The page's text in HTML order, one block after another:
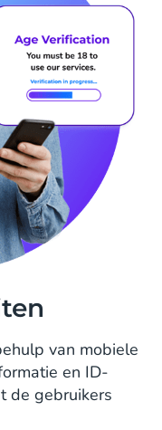
van mobiele
en ID-
de gebruikers